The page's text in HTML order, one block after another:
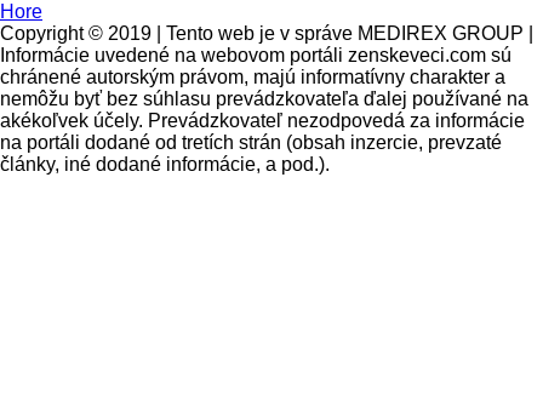
Hore
Copyright © 2019 | Tento web je v správe MEDIREX GROUP |
Informácie uvedené na webovom portáli zenskeveci.com sú
chránené autorským právom, majú informatívny charakter a
nemôžu byť bez súhlasu prevádzkovateľa ďalej používané na
akékoľvek účely. Prevádzkovateľ nezodpovedá za informácie
na portáli dodané od tretích strán (obsah inzercie, prevzaté
články, iné dodané informácie, a pod.).